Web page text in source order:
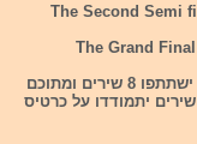
בקדם הספרדי ישתתפו 16 שירים. בכל חצי גמר ישתתפו 8 שירים ומתוכם
4 שירים יעפילו לשלב הגמר כך שבשלב הגמר 8 שירים יתמודדו על כרטיס